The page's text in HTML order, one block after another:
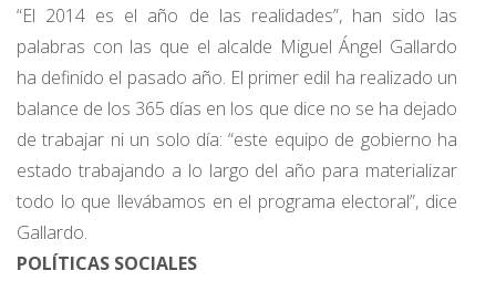
“El 2014 es el año de las realidades”, han sido las
palabras con las que el alcalde Miguel Ángel Gallardo
ha definido el pasado año. El primer edil ha realizado un
balance de los 365 días en los que dice no se ha dejado
de trabajar ni un solo día: “este equipo de gobierno ha
estado trabajando a lo largo del año para materializar
todo lo que llevábamos en el programa electoral”, dice
Gallardo.
POLÍTICAS SOCIALES